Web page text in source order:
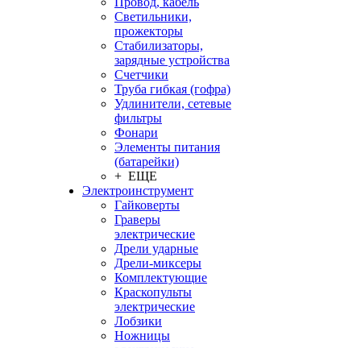
Светильники,
прожекторы
Стабилизаторы,
зарядные устройства
Счетчики
Труба гибкая (гофра)
Удлинители, сетевые
фильтры
Фонари
Элементы питания
(батарейки)
+ ЕЩЕ
Электроинструмент
Гайковерты
Граверы
электрические
Дрели ударные
Дрели-миксеры
Комплектующие
Краскопульты
электрические
Лобзики
Ножницы